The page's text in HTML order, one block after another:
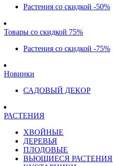
Растения со скидкой -50%
Товары со скидкой 75%
Растения со скидкой -75%
Новинки
САДОВЫЙ ДЕКОР
РАСТЕНИЯ
ХВОЙНЫЕ
ДЕРЕВЬЯ
ПЛОДОВЫЕ
ВЬЮЩИЕСЯ РАСТЕНИЯ